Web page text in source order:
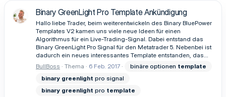
Binary GreenLight Pro Template Ankündigung
Hallo liebe Trader, beim weiterentwickeln des Binary BluePower
Templates V2 kamen uns viele neue Ideen für einen
Algorithmus für ein Live-Trading-Signal. Dabei entstand das
Binary GreenLight Pro Signal für den Metatrader 5. Nebenbei ist
dadurch ein neues interessantes Template entstanden, das...
BullBoss
Thema 6 Feb. 2017 binäre optionen template
binary greenlight pro signal
binary greenlight pro template